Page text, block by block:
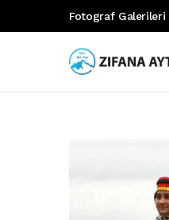
Fotograf Galerileri